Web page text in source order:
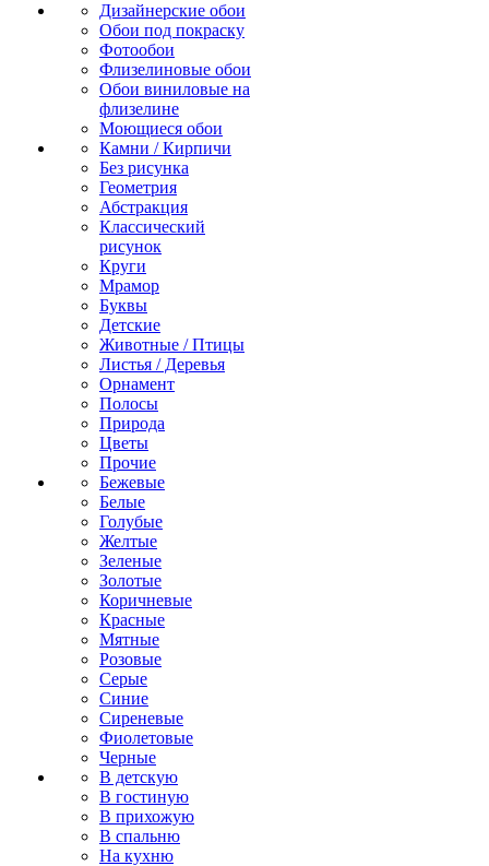
Дизайнерские обои
Обои под покраску
Фотообои
Флизелиновые обои
Обои виниловые на
флизелине
Моющиеся обои
Камни / Кирпичи
Без рисунка
Геометрия
Абстракция
Классический
рисунок
Круги
Мрамор
Буквы
Детские
Животные / Птицы
Листья / Деревья
Орнамент
Полосы
Природа
Цветы
Прочие
Бежевые
Белые
Голубые
Желтые
Зеленые
Золотые
Коричневые
Красные
Мятные
Розовые
Серые
Синие
Сиреневые
Фиолетовые
Черные
В детскую
В гостиную
В прихожую
В спальню
На кухню